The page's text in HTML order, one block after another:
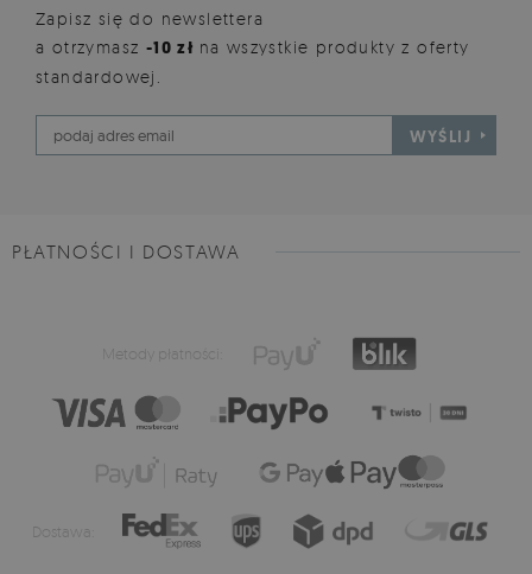
Zapisz się do newslettera
a otrzymasz -10 zł na wszystkie produkty z oferty
standardowej.
WYŚLIJ
PŁATNOŚCI I DOSTAWA
Metody płatności:
Dostawa: